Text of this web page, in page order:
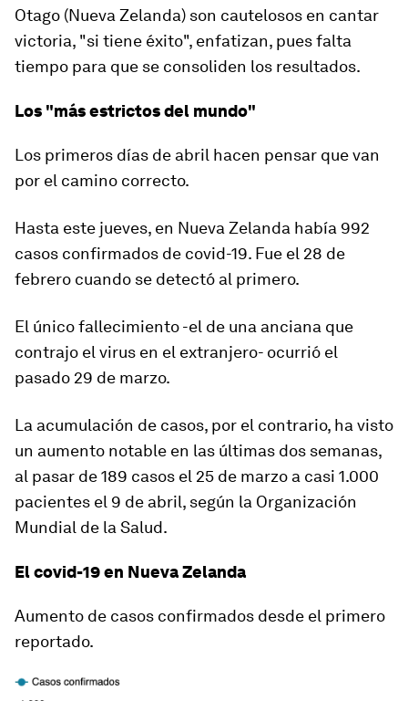
Otago (Nueva Zelanda) son cautelosos en cantar
victoria, "si tiene éxito", enfatizan, pues falta
tiempo para que se consoliden los resultados.
Los "más estrictos del mundo"
Los primeros días de abril hacen pensar que van
por el camino correcto.
Hasta este jueves, en Nueva Zelanda había 992
casos confirmados de covid-19. Fue el 28 de
febrero cuando se detectó al primero.
El único fallecimiento -el de una anciana que
contrajo el virus en el extranjero- ocurrió el
pasado 29 de marzo.
La acumulación de casos, por el contrario, ha visto
un aumento notable en las últimas dos semanas,
al pasar de 189 casos el 25 de marzo a casi 1.000
pacientes el 9 de abril, según la Organización
Mundial de la Salud.
El covid-19 en Nueva Zelanda
Aumento de casos confirmados desde el primero
reportado.